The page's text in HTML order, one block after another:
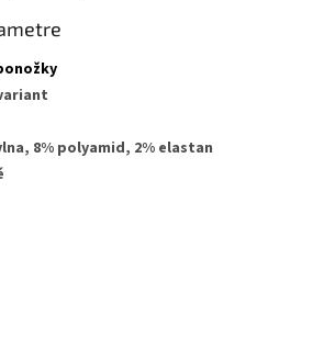
8% polyamid, 2% elastan